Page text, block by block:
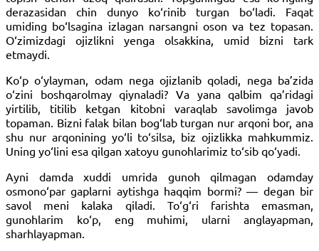
derazasidan chin dunyo ko‘rinib turgan bo‘ladi. Faqat
umiding bo‘lsagina izlagan narsangni oson va tez topasan.
O‘zimizdagi ojizlikni yenga olsakkina, umid bizni tark
etmaydi.
Ko‘p o‘ylayman, odam nega ojizlanib qoladi, nega ba’zida
o‘zini boshqarolmay qiynaladi? Va yana qalbim qa’ridagi
yirtilib, titilib ketgan kitobni varaqlab savolimga javob
topaman. Bizni falak bilan bog‘lab turgan nur arqoni bor, ana
shu nur arqonining yo‘li to‘silsa, biz ojizlikka mahkummiz.
Uning yo‘lini esa qilgan xatoyu gunohlarimiz to‘sib qo‘yadi.
Ayni damda xuddi umrida gunoh qilmagan odamday
osmono‘par gaplarni aytishga haqqim bormi? — degan bir
savol meni kalaka qiladi. To‘g‘ri farishta emasman,
gunohlarim ko‘p, eng muhimi, ularni anglayapman,
sharhlayapman.